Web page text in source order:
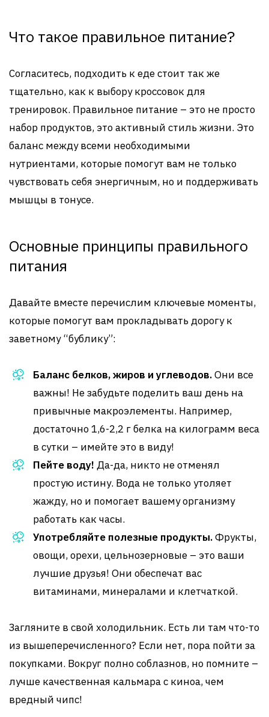
Что такое правильное питание?
Согласитесь, подходить к еде стоит так же
тщательно, как к выбору кроссовок для
тренировок. Правильное питание – это не просто
набор продуктов, это активный стиль жизни. Это
баланс между всеми необходимыми
нутриентами, которые помогут вам не только
чувствовать себя энергичным, но и поддерживать
мышцы в тонусе.
Основные принципы правильного
питания
Давайте вместе перечислим ключевые моменты,
которые помогут вам прокладывать дорогу к
заветному “бублику”:
Баланс белков, жиров и углеводов.Они все
важны! Не забудьте поделить ваш день на
привычные макроэлементы. Например,
достаточно 1,6-2,2 г белка на килограмм веса
в сутки – имейте это в виду!
Пейте воду! Да-да, никто не отменял
простую истину. Вода не только утоляет
жажду, но и помогает вашему организму
работать как часы.
Употребляйте полезные продукты.Фрукты,
овощи, орехи, цельнозерновые – это ваши
лучшие друзья! Они обеспечат вас
витаминами, минералами и клетчаткой.
Загляните в свой холодильник. Есть ли там что-то
из вышеперечисленного? Если нет, пора пойти за
покупками. Вокруг полно соблазнов, но помните –
лучше качественная кальмара с киноа, чем
вредный чипс!